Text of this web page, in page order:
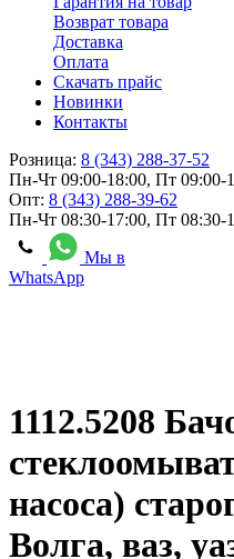
Возврат товара
Доставка
Оплата
Скачать прайс
Новинки
Контакты
Розница: 8 (343) 288-37-52
Пн-Чт 09:00-18:00, Пт 09:00-
Опт: 8 (343) 288-39-62
Пн-Чт 08:30-17:00, Пт 08:30-
Мы в
WhatsApp
1112.5208
насоса)
Волга, ваз,